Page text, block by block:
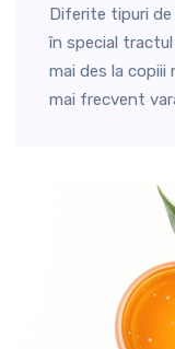
Diferite tipuri
în special
mai des la copiii
mai frecvent